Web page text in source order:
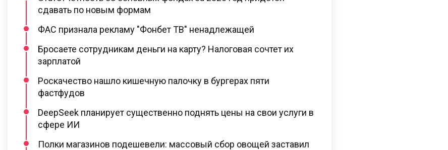
сдавать по новым формам
ФАС признала рекламу "Фонбет ТВ" ненадлежащей
Бросаете сотрудникам деньги на карту? Налоговая сочтет их
зарплатой
Роскачество нашло кишечную палочку в бургерах пяти
фастфудов
DeepSeek планирует существенно поднять цены на свои услуги в
сфере ИИ
Полки магазинов подешевели: массовый сбор овощей заставил